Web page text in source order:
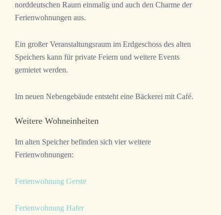
norddeutschen Raum einmalig und auch den Charme der
Ferienwohnungen aus.
Ein großer Veranstaltungsraum im Erdgeschoss des alten
Speichers kann für private Feiern und weitere Events
gemietet werden.
Im neuen Nebengebäude entsteht eine Bäckerei mit Café.
Weitere Wohneinheiten
Im alten Speicher befinden sich vier weitere
Ferienwohnungen:
Ferienwohnung Gerste
Ferienwohnung Hafer